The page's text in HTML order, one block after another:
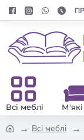
Всі меблі
Всі меблі